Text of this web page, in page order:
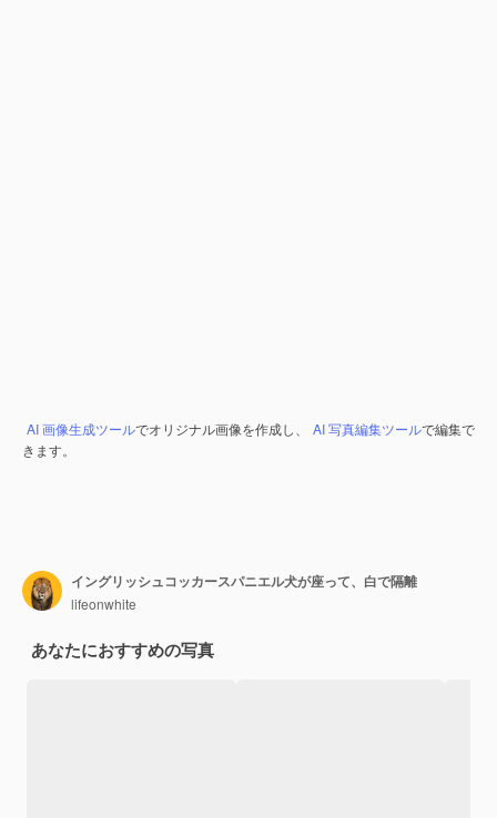
AI 画像生成ツールでオリジナル画像を作成し、 AI 写真編集ツールで編集で
きます。
イングリッシュコッカースパニエル犬が座って、白で隔離
lifeonwhite
あなたにおすすめの写真